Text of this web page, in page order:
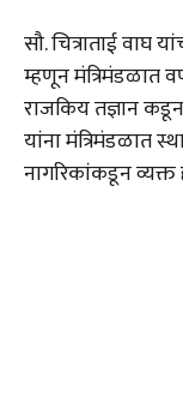
सौ. चित्राताई वाघ
म्हणून मंत्रिमंडळात
राजकिय तज्ञान
यांना मंत्रिमंडळात
नागरिकांकडून